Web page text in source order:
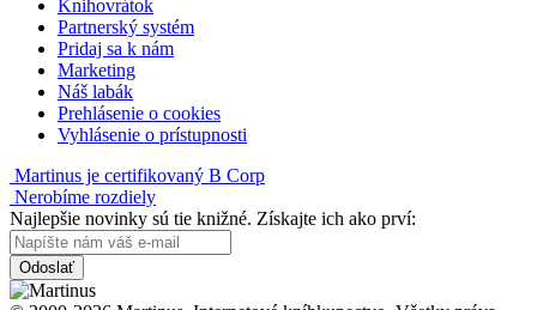
Knihovrátok
Partnerský systém
Pridaj sa k nám
Marketing
Náš labák
Prehlásenie o cookies
Vyhlásenie o prístupnosti
Martinus je certifikovaný B Corp
Nerobíme rozdiely
Najlepšie novinky sú tie knižné. Získajte ich ako prví:
Odoslať